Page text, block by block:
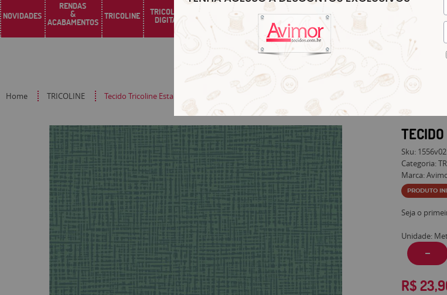
NOVIDADES
RENDAS
&
ACABAMENTOS
TRICOLINE TRICOLINE
DIGITAL SARJA SINTÉTICOS &
CHITÃO
&
TRICÔ
TECIDOS E
Home TRICOLINE Tecido Tricoline Estampado Tramas 1556v02
Sku: 1556v02
Categoria:
Marca:
PRODUTO
Seja o
Unidade:
R$